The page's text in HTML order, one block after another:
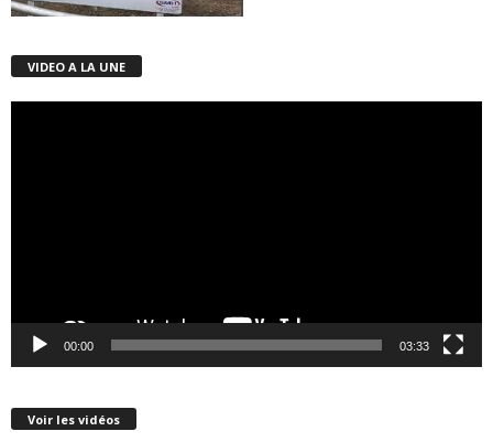
VIDEO A LA UNE
00:00 03:33
Voir les vidéos